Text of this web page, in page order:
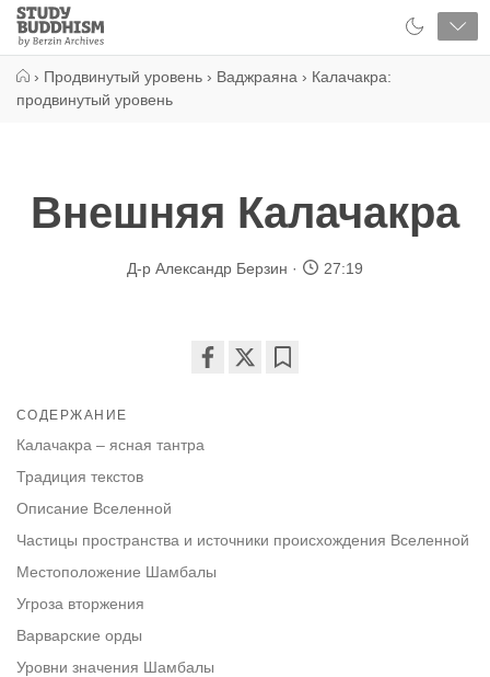
Close
Study
Buddhism
› Продвинутый уровень › Ваджраяна › Калачакра:
продвинутый уровень
Внешняя Калачакра
Д-р Александр Берзин 27:19
СОДЕРЖАНИЕ
Калачакра – ясная тантра
Традиция текстов
Описание Вселенной
Частицы пространства и источники происхождения Вселенной
Местоположение Шамбалы
Угроза вторжения
Варварские орды
Уровни значения Шамбалы